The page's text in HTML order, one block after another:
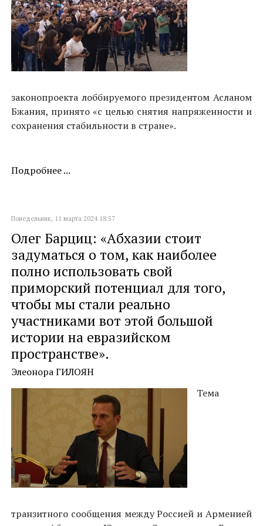
законопроекта лоббируемого президентом Асланом
Бжания, принято «с целью снятия напряженности и
сохранения стабильности в стране».
Подробнее ...
Понедельник, 11 марта 2024 18:57
Олег Барциц: «Абхазии стоит
задуматься о том, как наиболее
полно использовать свой
приморский потенциал для того,
чтобы мы стали реально
участниками вот этой большой
истории на евразийском
пространстве».
Элеонора ГИЛОЯН
Тема
транзитного сообщения между Россией и Арменией